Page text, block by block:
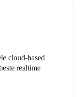
cloud-based
realtime